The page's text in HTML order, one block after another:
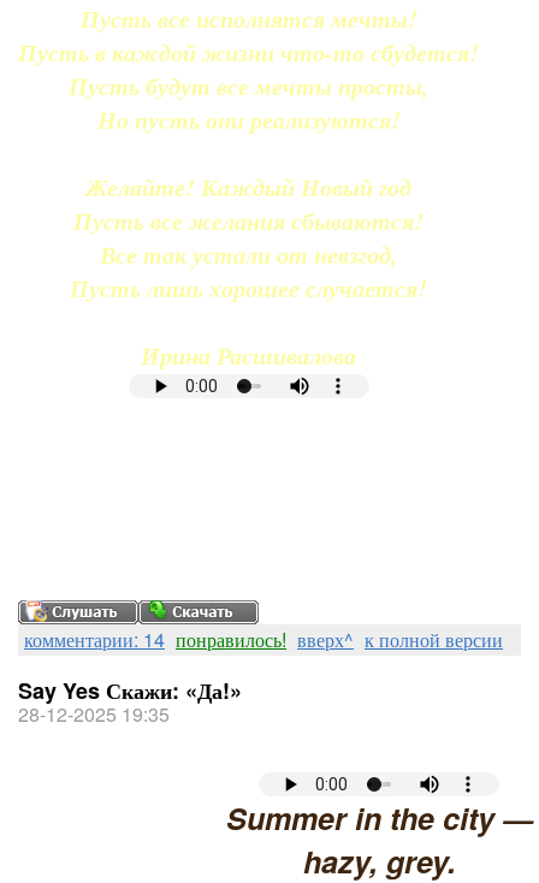
Пусть все исполнятся мечты!
Пусть в каждой жизни что-то сбудется!
Пусть будут все мечты просты,
Но пусть они реализуются!
Желайте! Каждый Новый год
Пусть все желания сбываются!
Все так устали от невзгод,
Пусть лишь хорошее случается!
Ирина Расшивалова
комментарии: 14 понравилось! вверх^ к полной версии
Say Yes Скажи: «Да!»
28-12-2025 19:35
Summer in the city —
hazy, grey.